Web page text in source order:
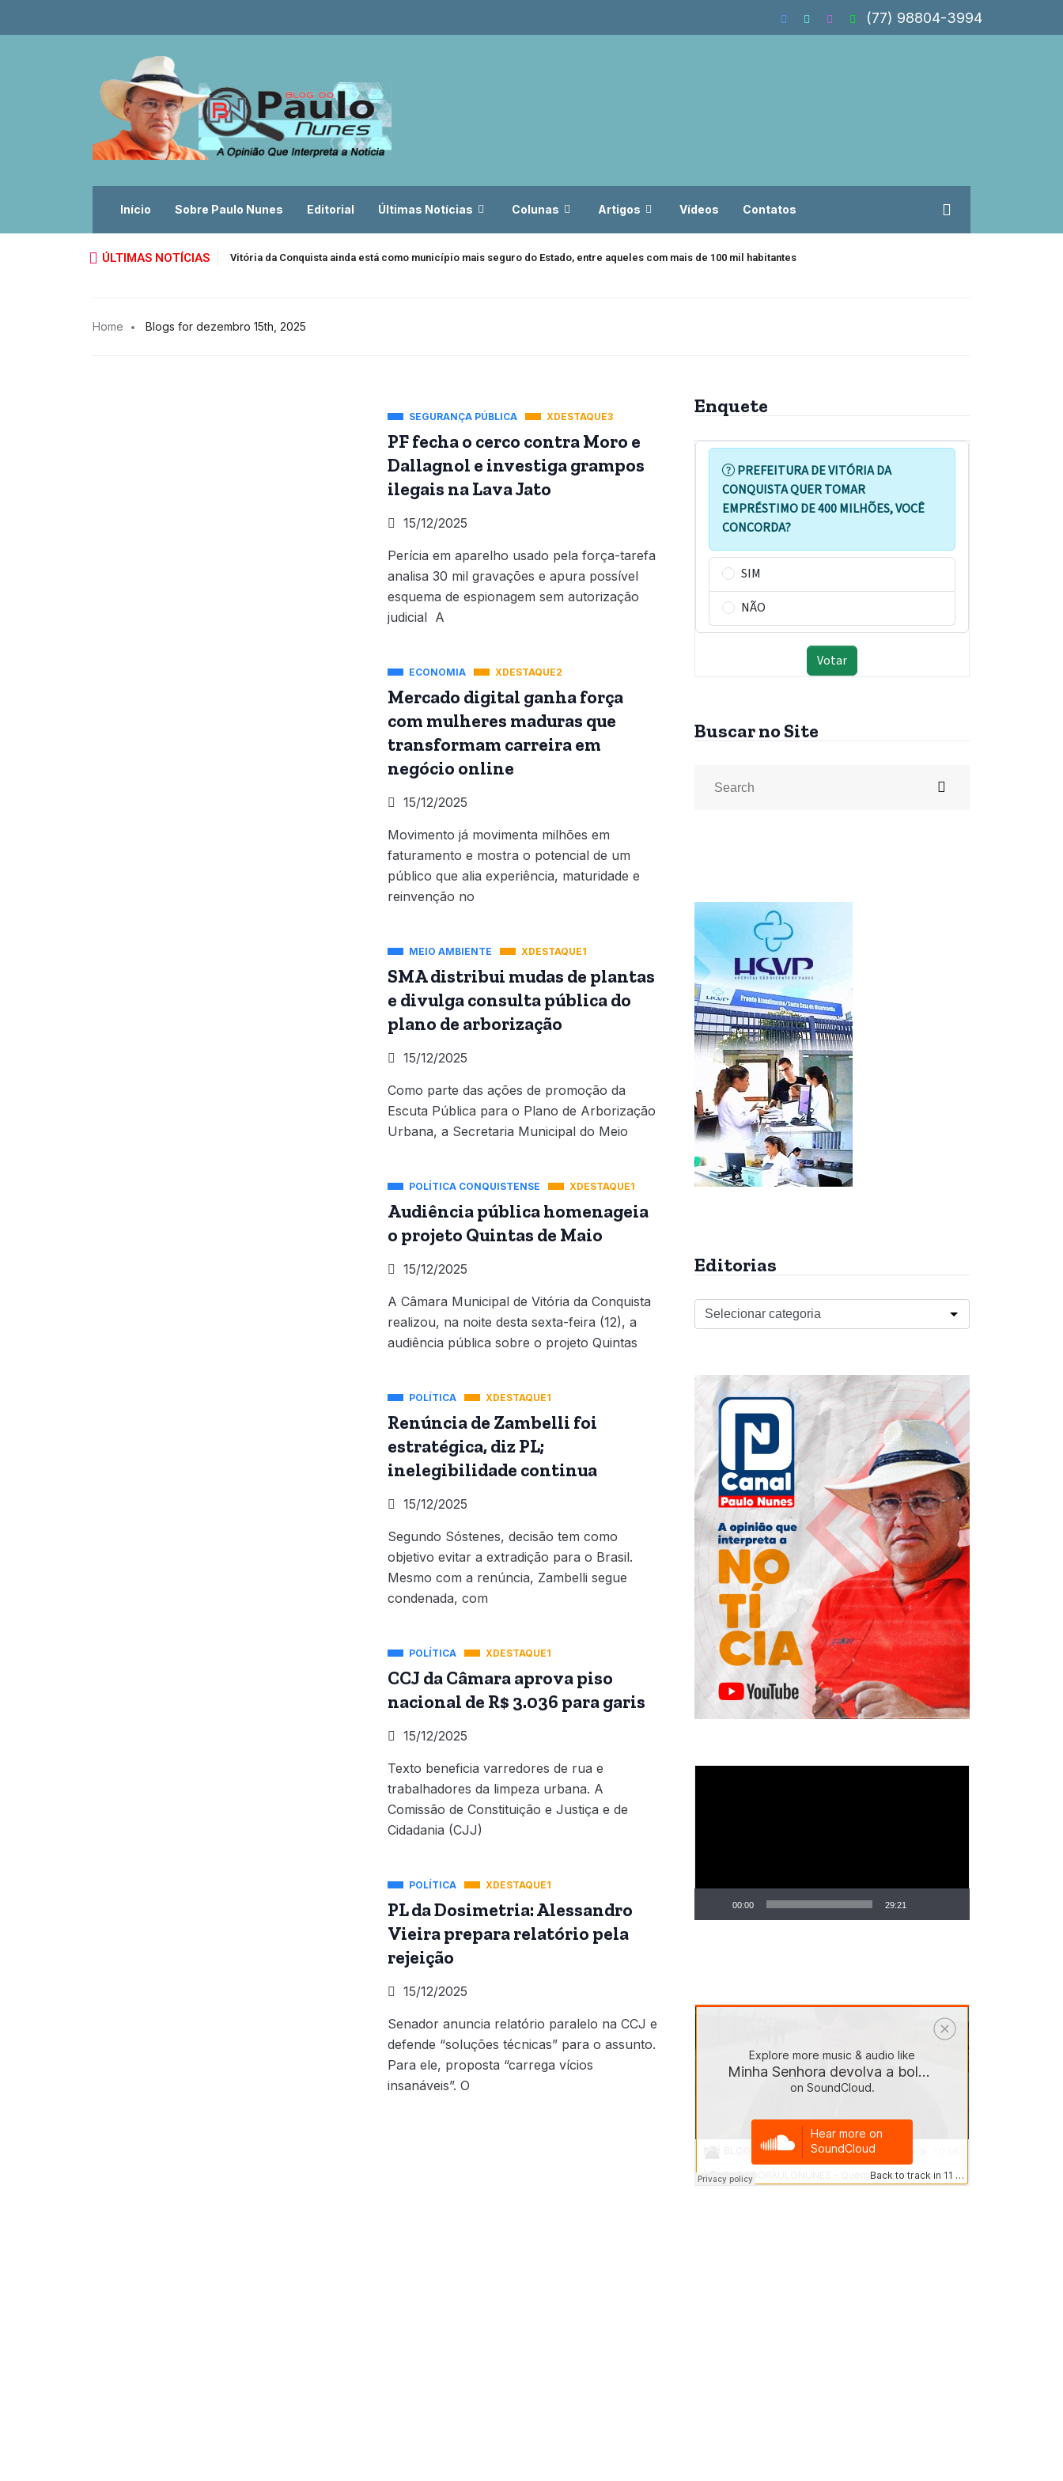
(77) 98804-3994
Início Sobre Paulo Nunes Editorial Últimas Notícias Colunas Artigos Vídeos Contatos
ÚLTIMAS NOTÍCIAS Vitória da Conquista ainda está como município mais seguro do Estado, entre aqueles com mais de 100 mil habitantes
Home Blogs for dezembro 15th, 2025
SEGURANÇA PÚBLICA XDESTAQUE3
PF fecha o cerco contra Moro e
Dallagnol e investiga grampos
ilegais na Lava Jato
15/12/2025
Perícia em aparelho usado pela força-tarefa
analisa 30 mil gravações e apura possível
esquema de espionagem sem autorização
judicial A
ECONOMIA XDESTAQUE2
Mercado digital ganha força
com mulheres maduras que
transformam carreira em
negócio online
15/12/2025
Movimento já movimenta milhões em
faturamento e mostra o potencial de um
público que alia experiência, maturidade e
reinvenção no
MEIO AMBIENTE XDESTAQUE1
SMA distribui mudas de plantas
e divulga consulta pública do
plano de arborização
15/12/2025
Como parte das ações de promoção da
Escuta Pública para o Plano de Arborização
Urbana, a Secretaria Municipal do Meio
POLÍTICA CONQUISTENSE XDESTAQUE1
Audiência pública homenageia
o projeto Quintas de Maio
15/12/2025
A Câmara Municipal de Vitória da Conquista
realizou, na noite desta sexta-feira (12), a
audiência pública sobre o projeto Quintas
POLÍTICA XDESTAQUE1
Renúncia de Zambelli foi
estratégica, diz PL;
inelegibilidade continua
15/12/2025
Segundo Sóstenes, decisão tem como
objetivo evitar a extradição para o Brasil.
Mesmo com a renúncia, Zambelli segue
condenada, com
POLÍTICA XDESTAQUE1
CCJ da Câmara aprova piso
nacional de R$ 3.036 para garis
15/12/2025
Texto beneficia varredores de rua e
trabalhadores da limpeza urbana. A
Comissão de Constituição e Justiça e de
Cidadania (CJJ)
POLÍTICA XDESTAQUE1
PL da Dosimetria: Alessandro
Vieira prepara relatório pela
rejeição
15/12/2025
Senador anuncia relatório paralelo na CCJ e
defende “soluções técnicas” para o assunto.
Para ele, proposta “carrega vícios
insanáveis”. O
Enquete
Buscar no Site
Editorias
00:00 29:21